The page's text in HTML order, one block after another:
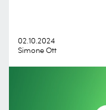
02.10.2024
Simone Ott